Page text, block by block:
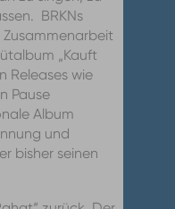
BRKNs
Zusammenarbeit
„Kauft
Releases wie
Pause
Album
und
bisher seinen